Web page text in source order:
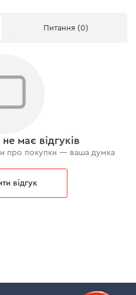
Питання (0)
має відгуків
про покупки — ваша думка
відгук